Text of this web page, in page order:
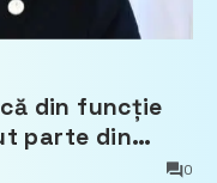
din funcție
parte din
0